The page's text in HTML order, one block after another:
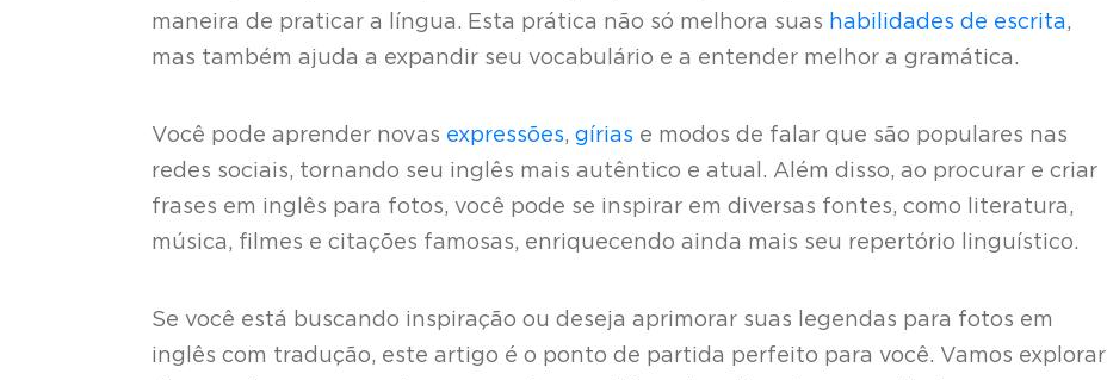
maneira de praticar a língua. Esta prática não só melhora suas habilidades de escrita,
mas também ajuda a expandir seu vocabulário e a entender melhor a gramática.
Você pode aprender novas expressões, gírias e modos de falar que são populares nas
redes sociais, tornando seu inglês mais autêntico e atual. Além disso, ao procurar e criar
frases em inglês para fotos, você pode se inspirar em diversas fontes, como literatura,
música, filmes e citações famosas, enriquecendo ainda mais seu repertório linguístico.
Se você está buscando inspiração ou deseja aprimorar suas legendas para fotos em
inglês com tradução, este artigo é o ponto de partida perfeito para você. Vamos explorar